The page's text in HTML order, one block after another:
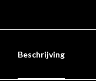
Beschrijving